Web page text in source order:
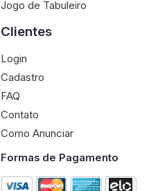
Jogo de Tabuleiro
Clientes
Login
Cadastro
FAQ
Contato
Como Anunciar
Formas de Pagamento